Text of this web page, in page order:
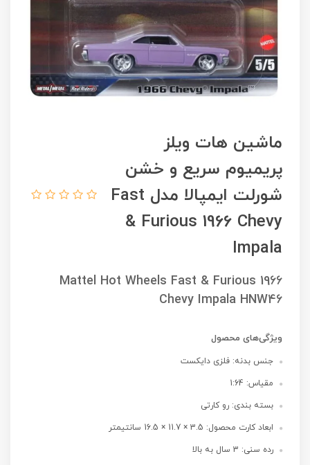
ماشین هات ویلز
پریمیوم سریع و خشن
شورلت ایمپالا مدل Fast
& Furious 1966 Chevy
Impala
Mattel Hot Wheels Fast & Furious 1966
Chevy Impala HNW46
ویژگی‌های محصول
جنس بدنه: فلزی دایکست
مقیاس: 1:64
بسته بندی: رو کارتی
ابعاد کارت محصول: 3.5 × 11.7 × 16.5 سانتیمتر
رده سنی: 3 سال به بالا